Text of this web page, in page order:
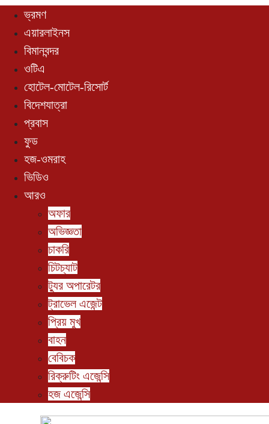
ভ্রমণ
এয়ারলাইনস
বিমানবন্দর
ওটিএ
হোটেল-মোটেল-রিসোর্ট
বিদেশযাত্রা
প্রবাস
ফুড
হজ-ওমরাহ
ভিডিও
আরও
অফার
অভিজ্ঞতা
চাকরি
চিটচ্যাট
ট্যুর অপারেটর
ট্রাভেল এজেন্ট
প্রিয় মুখ
বাহন
বেবিচক
রিক্রুটিং এজেন্সি
হজ এজেন্সি